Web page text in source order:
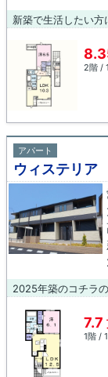
2階 /
アパート
ウィステリア
7.7
1階 /